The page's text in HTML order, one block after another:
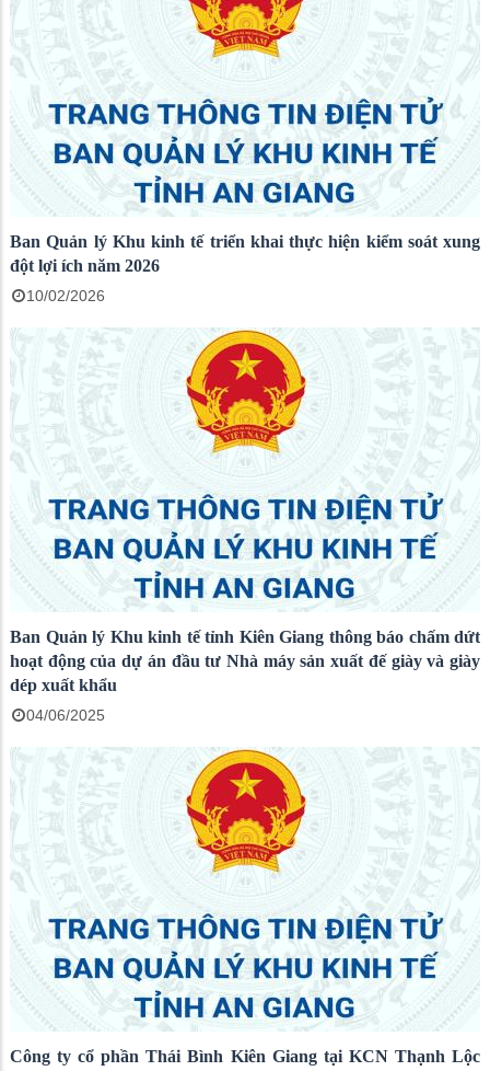
Ban Quản lý Khu kinh tế triển khai thực hiện kiểm soát xung
đột lợi ích năm 2026
10/02/2026
Ban Quản lý Khu kinh tế tỉnh Kiên Giang thông báo chấm dứt
hoạt động của dự án đầu tư Nhà máy sản xuất đế giày và giày
dép xuất khẩu
04/06/2025
Công ty cổ phần Thái Bình Kiên Giang tại KCN Thạnh Lộc